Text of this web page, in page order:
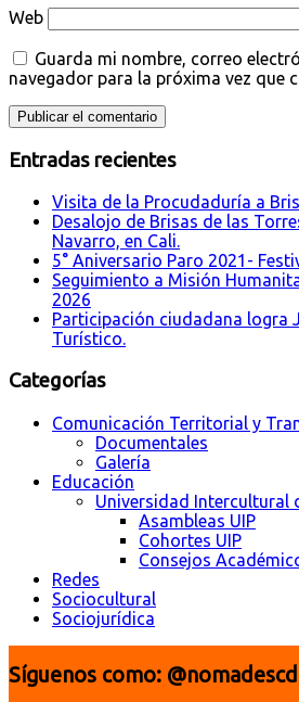
Web
Guarda mi nombre, correo
navegador para la próxima vez que
Entradas recientes
Visita de la Procudaduría a
Desalojo de Brisas de las
Navarro, en Cali.
5° Aniversario Paro 2021-
Seguimiento a Misión
2026
Participación ciudadana logra
Turístico.
Categorías
Comunicación Territorial y
Documentales
Galería
Educación
Universidad Intercultural
Asambleas UIP
Cohortes UIP
Consejos
Redes
Sociocultural
Sociojurídica
Síguenos como: